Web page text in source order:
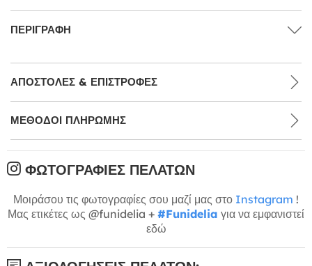
ΠΕΡΙΓΡΑΦΉ
ΑΠΟΣΤΟΛΈΣ & ΕΠΙΣΤΡΟΦΈΣ
ΜΕΘΌΔΟΙ ΠΛΗΡΩΜΉΣ
ΦΩΤΟΓΡΑΦΊΕΣ ΠΕΛΑΤΏΝ
Μοιράσου τις φωτογραφίες σου μαζί μας στο Instagram !
Μας ετικέτες ως @funidelia + #Funidelia για να εμφανιστεί
εδώ